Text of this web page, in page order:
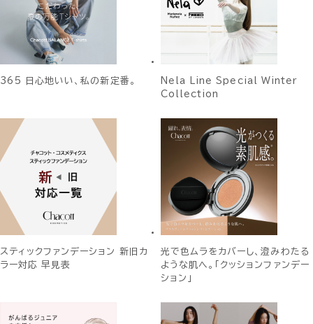
365 日心地いい、私の新定番。
Nela Line Special Winter
Collection
スティックファンデーション 新旧カ
ラー対応 早見表
光で色ムラをカバーし、澄みわたる
ような肌へ。「クッションファンデー
ション」